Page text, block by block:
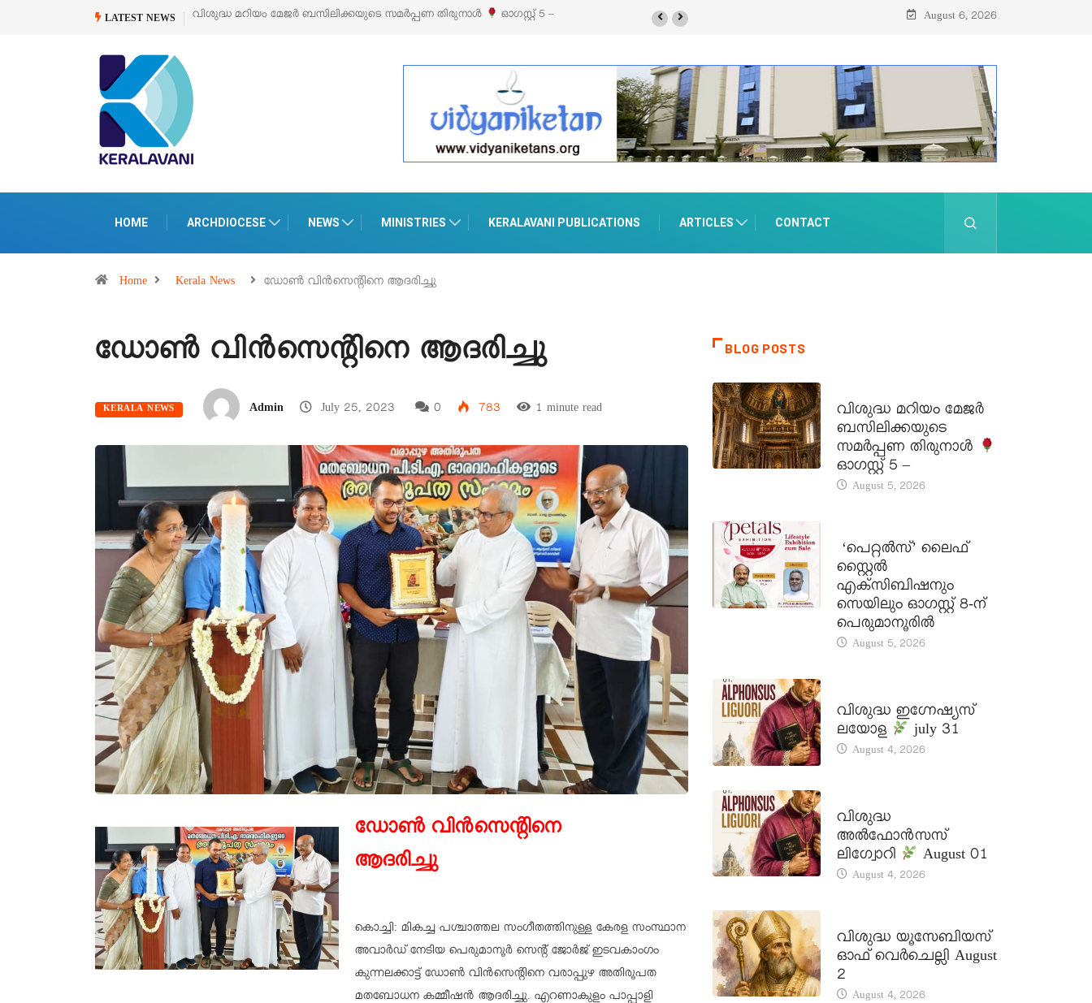
LATEST NEWSവിശുദ്ധ മറിയം മേജർ ബസിലിക്കയുടെ സമർപ്പണ തിരുനാൾ ഓഗസ്റ്റ് 5 –‘പെറ്റൽസ്’ ലൈഫ് സ്റ്റൈൽ എക്സിബിഷനും സെയിലും ഓഗസ്റ്റ് 8-ന്
August 6, 2026
HOME ARCHDIOCESE NEWS MINISTRIES KERALAVANI PUBLICATIONS ARTICLES CONTACT
Home Kerala News ഡോൺ വിൻസെന്റിനെ ആദരിച്ചു
ഡോൺ വിൻസെന്റിനെ ആദരിച്ചു
KERALA NEWS Admin July 25, 2023 0 783 1 minute read
ഡോൺ വിൻസെന്റിനെ
ആദരിച്ചു
കൊച്ചി: മികച്ച പശ്ചാത്തല സംഗീതത്തിനുള്ള കേരള സംസ്ഥാന
അവാർഡ് നേടിയ പെരുമാനൂർ സെന്റ് ജോർജ് ഇടവകാംഗം
കുന്നലക്കാട്ട് ഡോൺ വിൻസെന്റിനെ വരാപ്പുഴ അതിരൂപത
മതബോധന കമ്മീഷൻ ആദരിച്ചു. എറണാകുളം പാപ്പാളി
BLOG POSTS
വിശുദ്ധ മറിയം മേജർ
ബസിലിക്കയുടെ
സമർപ്പണ തിരുനാൾ
ഓഗസ്റ്റ് 5 –
August 5, 2026
‘പെറ്റൽസ്’ ലൈഫ്
സ്റ്റൈൽ
എക്സിബിഷനും
സെയിലും ഓഗസ്റ്റ് 8-ന്
പെരുമാനൂരിൽ
August 5, 2026
വിശുദ്ധ ഇഗ്നേഷ്യസ്
ലയോള
july 31
August 4, 2026
വിശുദ്ധ
അൽഫോൻസസ്
ലിഗ്വോറി
August 01
August 4, 2026
വിശുദ്ധ യൂസേബിയസ്
ഓഫ് വെർചെല്ലി August
2
August 4, 2026